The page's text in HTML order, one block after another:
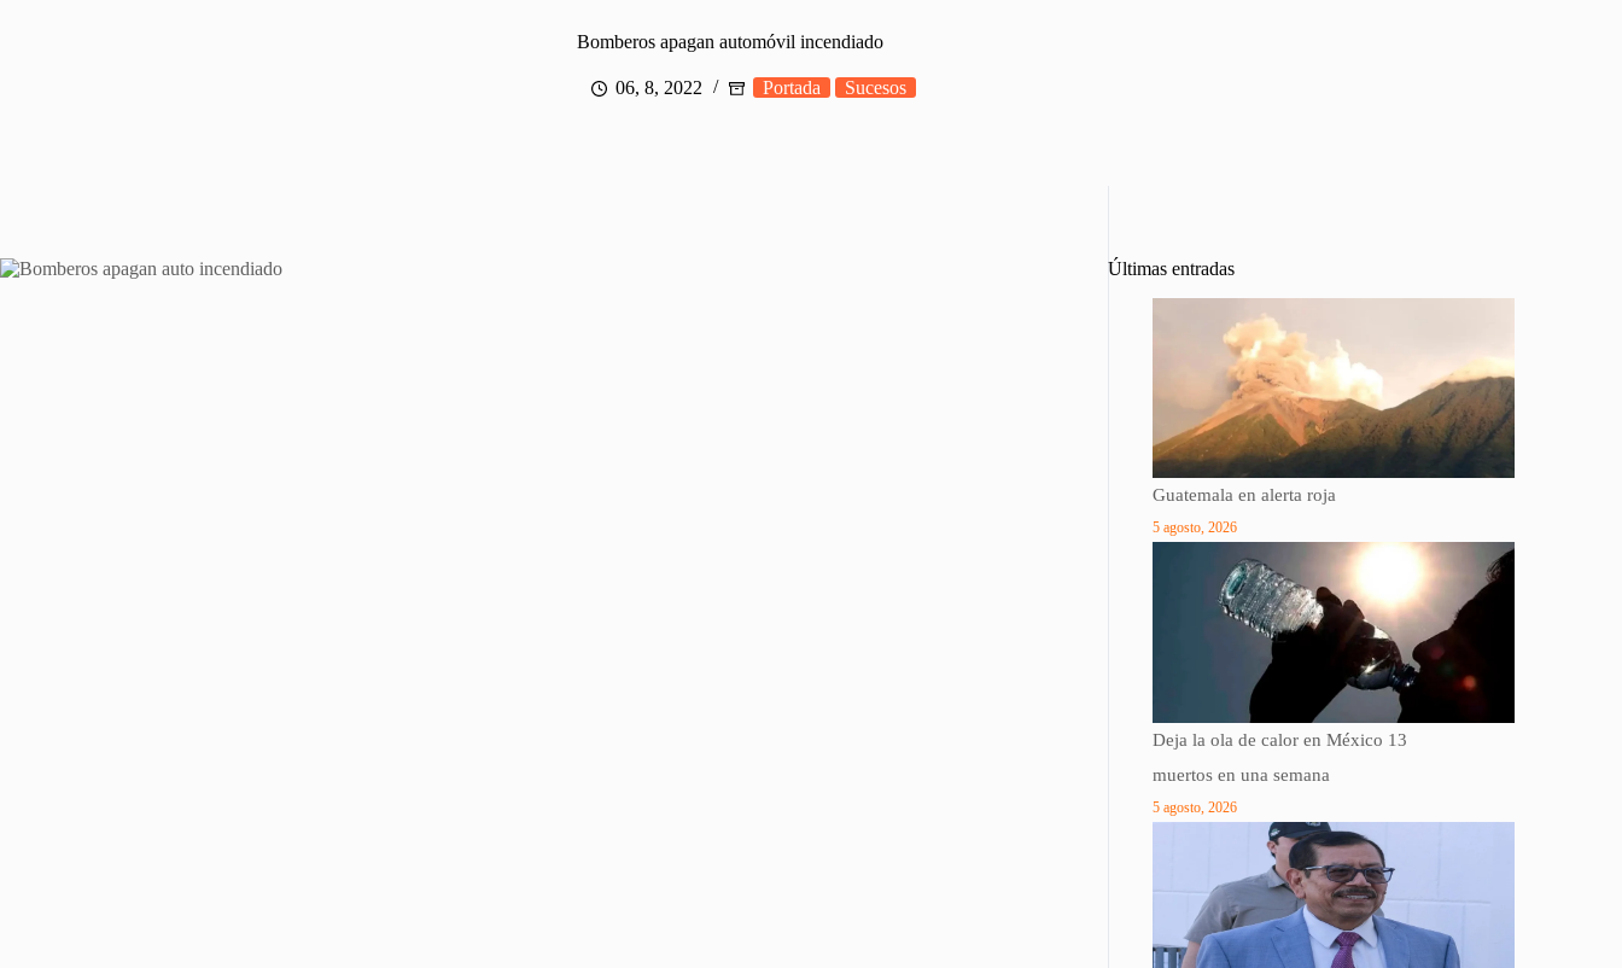
Bomberos apagan automóvil incendiado
06, 8, 2022 Portada Sucesos
Últimas entradas
Guatemala en alerta roja
5 agosto, 2026
Deja la ola de calor en México 13
muertos en una semana
5 agosto, 2026